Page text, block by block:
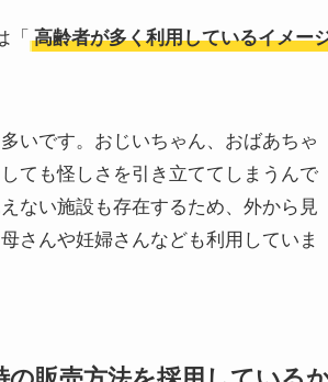
高齢者が多く利用しているイメー
いです。おじいちゃん、おばあちゃ
ても怪しさを引き立ててしまうんで
ない施設も存在するため、外から見
さんや妊婦さんなども利用していま